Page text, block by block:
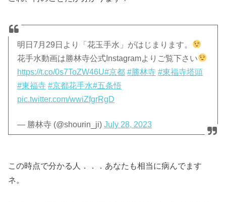
明日7月29日より「花玉手水」がはじまります。
花手水動画は勝林寺公式Instagramよりご覧下さい
https://t.co/0s7ToZW46U#京都 #勝林寺 #東福寺塔頭
#東福寺 #京都花手水#五条悟
pic.twitter.com/wwiZfgrRgD
— 勝林寺 (@shourin_ji)July 28, 2023
この時点で分かる人．．．あなたも相当に病んでます
ネ。